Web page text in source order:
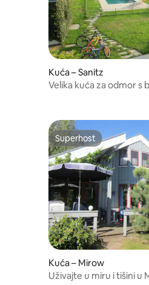
Kuća – Sanitz
Velika kuća za odmor s
Superhost
Superhost
Kuća – Mirow
Uživajte u miru i tišini u